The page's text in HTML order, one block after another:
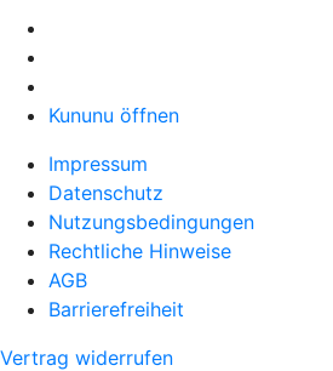
Kununu öffnen
Impressum
Datenschutz
Nutzungsbedingungen
Rechtliche Hinweise
AGB
Barrierefreiheit
Vertrag widerrufen